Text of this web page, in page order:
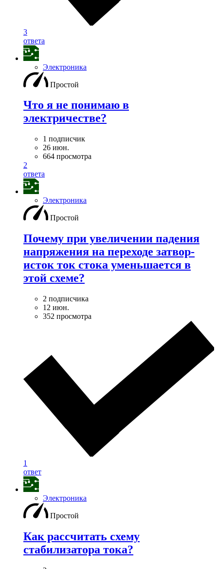
3
ответа
Электроника
Простой
Что я не понимаю в
электричестве?
1 подписчик
26 июн.
664 просмотра
2
ответа
Электроника
Простой
Почему при увеличении падения
напряжения на переходе затвор-
исток ток стока уменьшается в
этой схеме?
2 подписчика
12 июн.
352 просмотра
1
ответ
Электроника
Простой
Как рассчитать схему
стабилизатора тока?